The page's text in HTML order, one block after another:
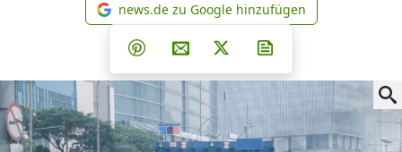
news.de zu Google
news.de zu Google hinzufügen
Teilen auf Facebook
Teilen auf Whatsapp
Teilen auf Telegram
Teilen auf Pinterest
Per E-Mail teilen
Post auf X